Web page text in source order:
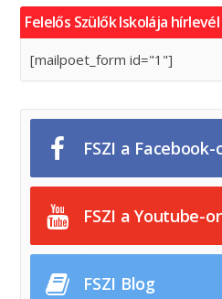
Felelős Szülők Iskolája hírlevél
[mailpoet_form id="1"]
FSZI a Facebook-
FSZI a Youtube-
FSZI Blog